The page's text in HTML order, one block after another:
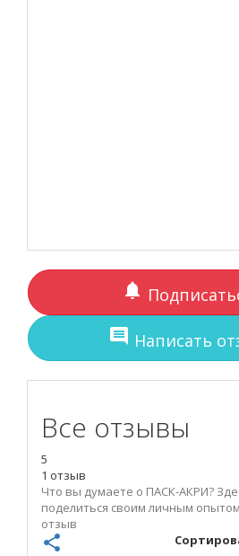
notifications
comment Написать
Все отзывы
5
1 отзыв
Что вы думаете о ПАСК-АКРИ?
поделиться своим личным
отзыв
share